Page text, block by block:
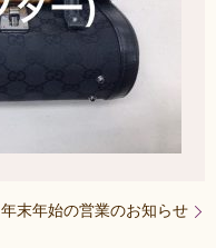
年末年始の営業のお知らせ